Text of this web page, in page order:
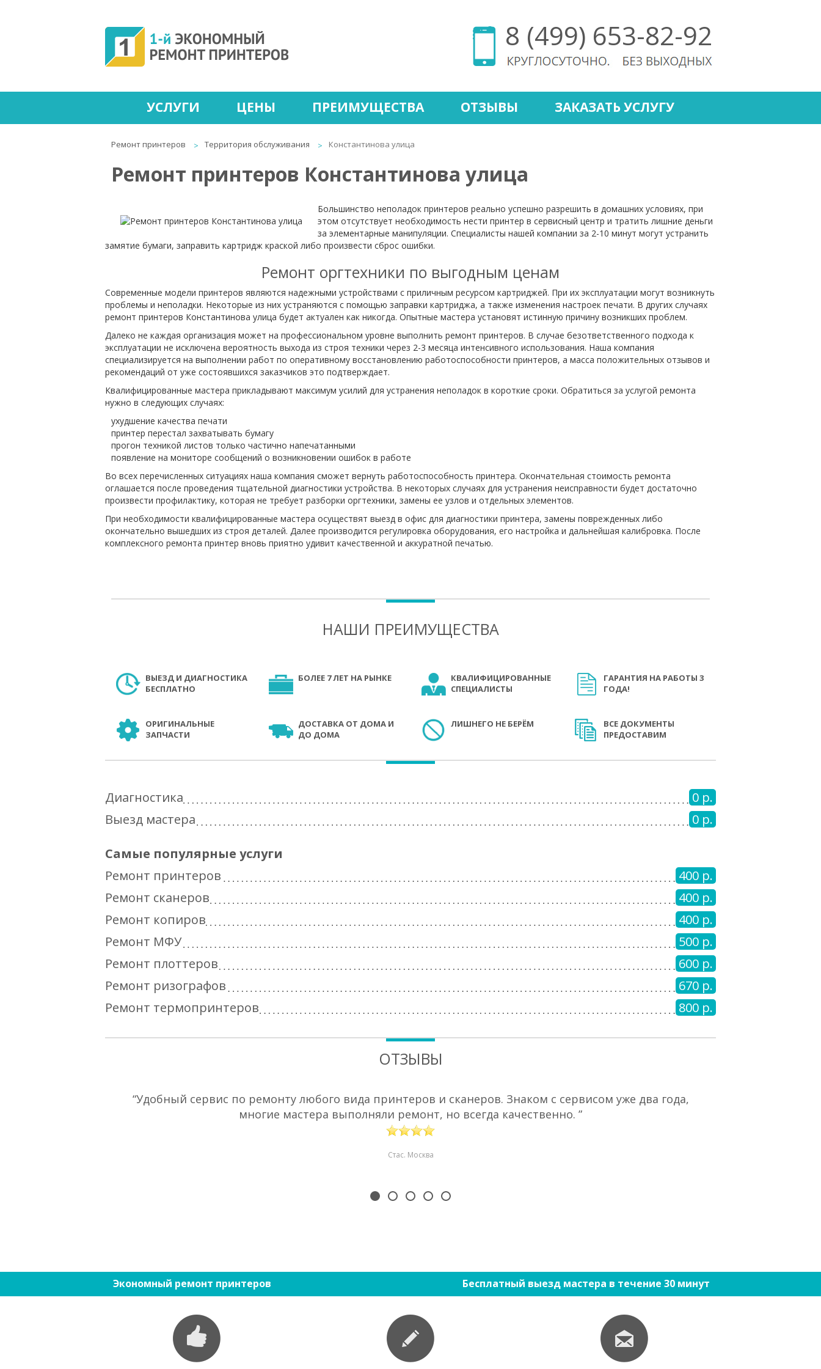
8 (499) 653-82-92
УСЛУГИ ЦЕНЫ ПРЕИМУЩЕСТВА ОТЗЫВЫ ЗАКАЗАТЬ УСЛУГУ
Ремонт принтеров Территория обслуживания Константинова улица
Ремонт принтеров Константинова улица
Большинство неполадок принтеров реально успешно разрешить в домашних условиях, при
этом отсутствует необходимость нести принтер в сервисный центр и тратить лишние деньги
за элементарные манипуляции. Специалисты нашей компании за 2-10 минут могут устранить
замятие бумаги, заправить картридж краской либо произвести сброс ошибки.
Ремонт оргтехники по выгодным ценам
Современные модели принтеров являются надежными устройствами с приличным ресурсом картриджей. При их эксплуатации могут возникнуть
проблемы и неполадки. Некоторые из них устраняются с помощью заправки картриджа, а также изменения настроек печати. В других случаях
ремонт принтеров Константинова улица будет актуален как никогда. Опытные мастера установят истинную причину возникших проблем.
Далеко не каждая организация может на профессиональном уровне выполнить ремонт принтеров. В случае безответственного подхода к
эксплуатации не исключена вероятность выхода из строя техники через 2-3 месяца интенсивного использования. Наша компания
специализируется на выполнении работ по оперативному восстановлению работоспособности принтеров, а масса положительных отзывов и
рекомендаций от уже состоявшихся заказчиков это подтверждает.
Квалифицированные мастера прикладывают максимум усилий для устранения неполадок в короткие сроки. Обратиться за услугой ремонта
нужно в следующих случаях:
ухудшение качества печати
принтер перестал захватывать бумагу
прогон техникой листов только частично напечатанными
появление на мониторе сообщений о возникновении ошибок в работе
Во всех перечисленных ситуациях наша компания сможет вернуть работоспособность принтера. Окончательная стоимость ремонта
оглашается после проведения тщательной диагностики устройства. В некоторых случаях для устранения неисправности будет достаточно
произвести профилактику, которая не требует разборки оргтехники, замены ее узлов и отдельных элементов.
При необходимости квалифицированные мастера осуществят выезд в офис для диагностики принтера, замены поврежденных либо
окончательно вышедших из строя деталей. Далее производится регулировка оборудования, его настройка и дальнейшая калибровка. После
комплексного ремонта принтер вновь приятно удивит качественной и аккуратной печатью.
НАШИ ПРЕИМУЩЕСТВА
ВЫЕЗД И ДИАГНОСТИКА
БЕСПЛАТНО
БОЛЕЕ 7 ЛЕТ НА РЫНКЕ
КВАЛИФИЦИРОВАННЫЕ
СПЕЦИАЛИСТЫ
ГАРАНТИЯ НА РАБОТЫ 3
ГОДА!
ОРИГИНАЛЬНЫЕ
ЗАПЧАСТИ
ДОСТАВКА ОТ ДОМА И
ДО ДОМА
ЛИШНЕГО НЕ БЕРЁМ
ВСЕ ДОКУМЕНТЫ
ПРЕДОСТАВИМ
Диагностика
0 р.
Выезд мастера
0 р.
Самые популярные услуги
Ремонт принтеров
400 р.
Ремонт сканеров
400 р.
Ремонт копиров
400 р.
Ремонт МФУ
500 р.
Ремонт плоттеров
600 р.
Ремонт ризографов
670 р.
Ремонт термопринтеров
800 р.
ОТЗЫВЫ
“Удобный сервис по ремонту любого вида принтеров и сканеров. Знаком с сервисом уже два года,
многие мастера выполняли ремонт, но всегда качественно. ”
Стас. Москва
Экономный ремонт принтеров Бесплатный выезд мастера в течение 30 минут